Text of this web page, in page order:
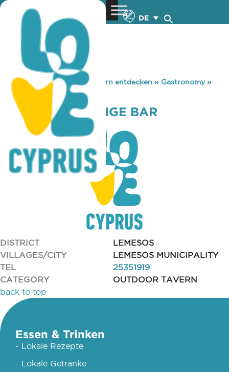
DE
You are here: Home »Zypern entdecken » Gastronomy»
CHILL OUT LOUNGE BAR
CHILL OUT LOUNGE BAR
DISTRICT
LEMESOS
VILLAGES/CITY
LEMESOS MUNICIPALITY
TEL
25351919
CATEGORY
OUTDOOR TAVERN
back to top
Essen & Trinken
- Lokale Rezepte
- Lokale Getränke